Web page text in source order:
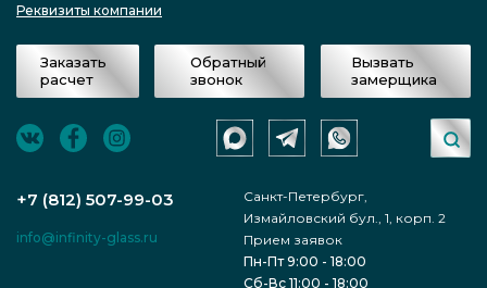
Реквизиты компании
Заказать
расчет
Обратный
звонок
Вызвать
замерщика
+7 (812) 507-99-03
Санкт-Петербург,
Измайловский бул., 1, корп. 2
info@infinity-glass.ru
Прием заявок
Пн-Пт 9:00 - 18:00
Сб-Вс 11:00 - 18:00